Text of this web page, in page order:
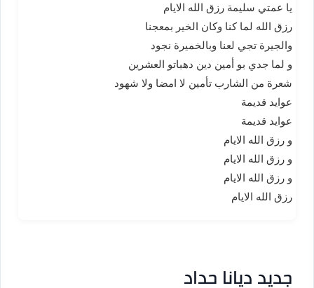
يا عمتي سليمة رزق الله الايام
رزق الله لما كنا وكان الخير بمعجنا
والجيرة تجي لعنا وبالخميرة نجود
و لما جدي بو أمين دين دهباتو العشرين
شعرة من الشارب تأمين لا امضا ولا شهود
عوايد قديمة
عوايد قديمة
و رزق الله الايام
و رزق الله الايام
و رزق الله الايام
رزق الله الايام
جديد ديانا حداد